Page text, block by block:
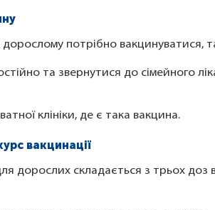
потрібно вакцинуватися,
та звернутися до сімейного
клініки, де є така вакцина.
вакцинації
дорослих складається з трьох доз